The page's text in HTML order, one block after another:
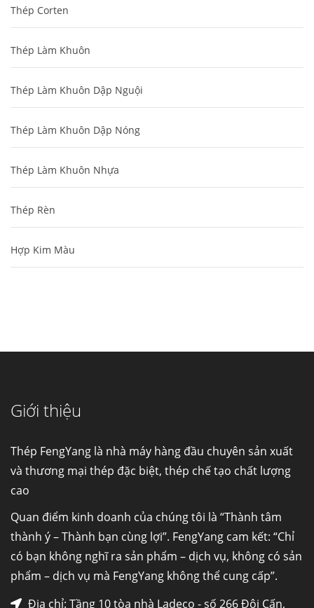
Thép Corten
Thép Làm Khuôn
Thép Làm Khuôn Dập Nguội
Thép Làm Khuôn Dập Nóng
Thép Làm Khuôn Nhựa
Thép Rèn
Hợp Kim Màu
Giới thiệu
Thép FengYang là nhà máy hàng đầu chuyên sản xuất
và thương mại thép đặc biệt, thép chế tạo chất lượng
cao
Quan điểm kinh doanh của chúng tôi là “Thành tâm
thành ý – Thành bạn cùng lợi”. FengYang cam kết: “Chỉ
có bạn không nghĩ ra sản phẩm – dịch vụ, không có sản
phẩm – dịch vụ mà FengYang không thể cung cấp”.
Địa chỉ: Tầng 10 tòa nhà Ladeco - số 266 Đội Cấn,
máy...
Hợp kim N06625 là hợp kim chịu
nhiệt,...
Mua inox ở đâu chất lượng giá tốt? Gọi ngay